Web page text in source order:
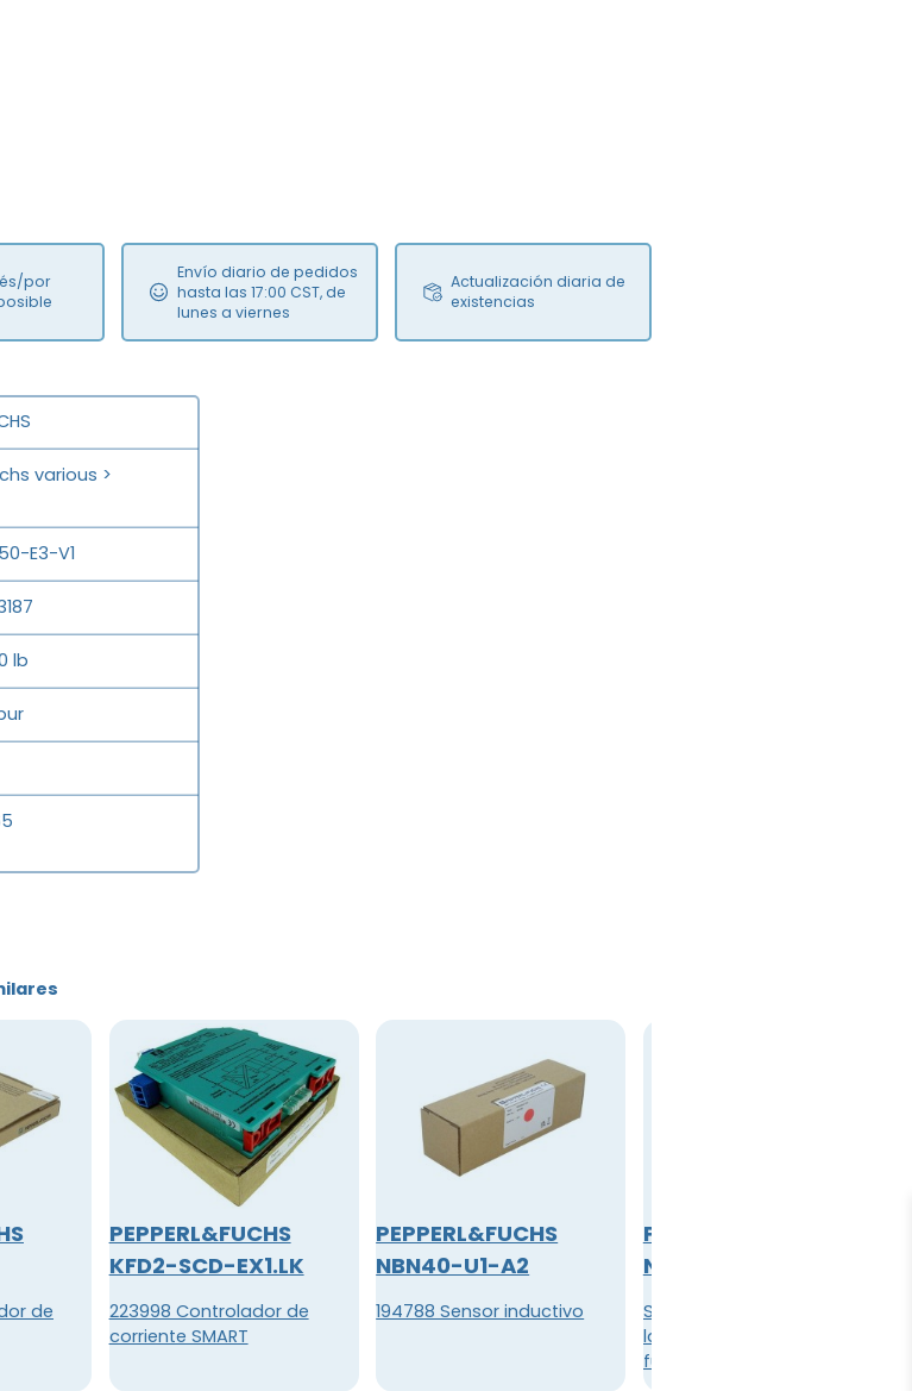
por
Envío diario de pedidos
hasta las 17:00 CST, de
lunes a viernes
Actualización diaria de
existencias
various >
E3-V1
lb
de
PEPPERL&FUCHS
KFD2-SCD-EX1.LK
223998 Controlador de
corriente SMART
PEPPERL&FUCHS
NBN40-U1-A2
194788 Sensor inductivo
PEPPERL&FUCHS
NJ20P-U1-A2
Serie: VariKont ®, Material de
la carcasa: PBT, Distancia de
funcionamiento asignada: